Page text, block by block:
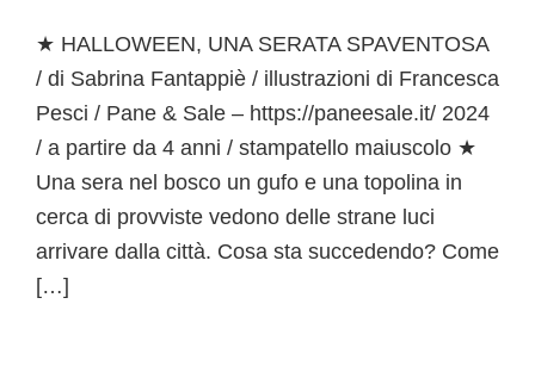
★ HALLOWEEN, UNA SERATA SPAVENTOSA
/ di Sabrina Fantappiè / illustrazioni di Francesca
Pesci / Pane & Sale – https://paneesale.it/ 2024
/ a partire da 4 anni / stampatello maiuscolo ★
Una sera nel bosco un gufo e una topolina in
cerca di provviste vedono delle strane luci
arrivare dalla città. Cosa sta succedendo? Come
[…]